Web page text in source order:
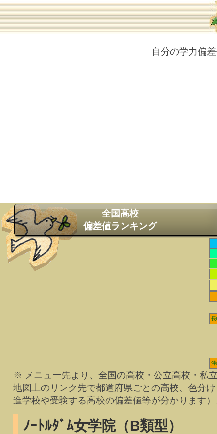
自分の学力偏
全国高校
偏差値ランキング
長
沖
※ メニュー先より、全国の高校・公立高校・私
地図上のリンク先で都道府県ごとの高校、色分
進学校や受験する高校の偏差値等が分かります
ﾉｰﾄﾙﾀﾞﾑ女学院（B類型）